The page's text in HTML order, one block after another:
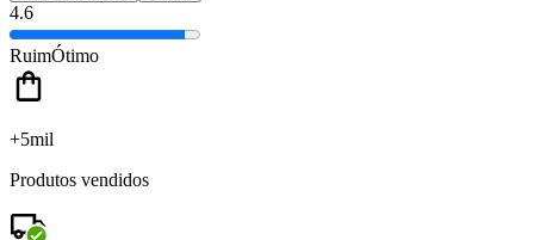
4.6
RuimÓtimo
+5mil
Produtos vendidos